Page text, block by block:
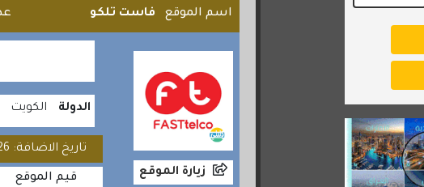
اسم الموقع فاست تلكو
زيارة الموقع
الدولة الكويت
تاريخ الاضافة: 2020/07/26
قيم الموقع